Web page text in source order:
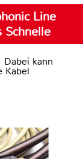
Line
Schnelle
kann
Kabel